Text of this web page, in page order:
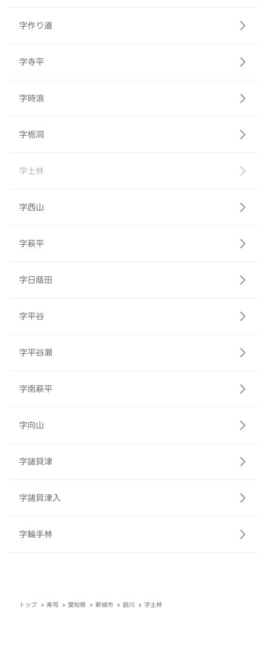
字作り道
字寺平
字時浪
字栃洞
字土林
字西山
字萩平
字日蔭田
字平谷
字平谷瀬
字南萩平
字向山
字諸貝津
字諸貝津入
字輪手林
トップ 寿司 愛知県 新城市 副川 字土林